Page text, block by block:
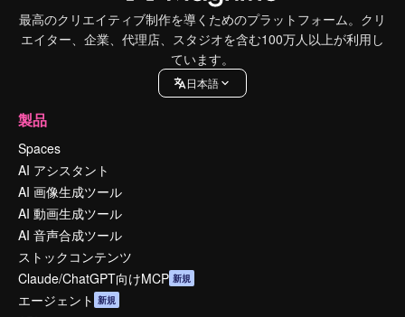
最高のクリエイティブ制作を導くためのプラットフォーム。クリ
エイター、企業、代理店、スタジオを含む100万人以上が利用し
ています。
日本語
製品
Spaces
AI アシスタント
AI 画像生成ツール
AI 動画生成ツール
AI 音声合成ツール
ストックコンテンツ
Claude/ChatGPT向けMCP 新規
エージェント 新規